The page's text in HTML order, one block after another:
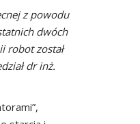
z powodu
dwóch
robot został
dr inż.